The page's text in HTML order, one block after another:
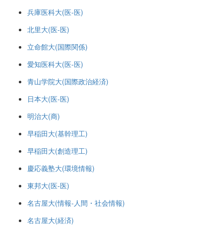
兵庫医科大(医-医)
北里大(医-医)
立命館大(国際関係)
愛知医科大(医-医)
青山学院大(国際政治経済)
日本大(医-医)
明治大(商)
早稲田大(基幹理工)
早稲田大(創造理工)
慶応義塾大(環境情報)
東邦大(医-医)
名古屋大(情報-人間・社会情報)
名古屋大(経済)